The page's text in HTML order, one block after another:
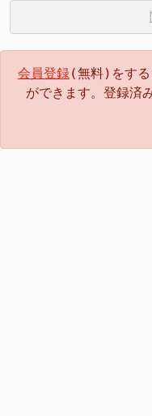
会員登録(無料)をする
ができます。登録済